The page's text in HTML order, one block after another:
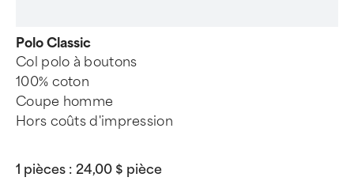
Polo Classic
Col polo à boutons
100% coton
Coupe homme
Hors coûts d'impression
1 pièces : 24,00 $ pièce